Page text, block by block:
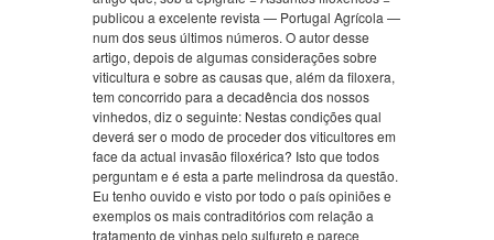
publicou a excelente revista — Portugal Agrícola —
num dos seus últimos números. O autor desse
artigo, depois de algumas considerações sobre
viticultura e sobre as causas que, além da filoxera,
tem concorrido para a decadência dos nossos
vinhedos, diz o seguinte: Nestas condições qual
deverá ser o modo de proceder dos viticultores em
face da actual invasão filoxérica? Isto que todos
perguntam e é esta a parte melindrosa da questão.
Eu tenho ouvido e visto por todo o país opiniões e
exemplos os mais contraditórios com relação a
tratamento de vinhas pelo sulfureto e parece